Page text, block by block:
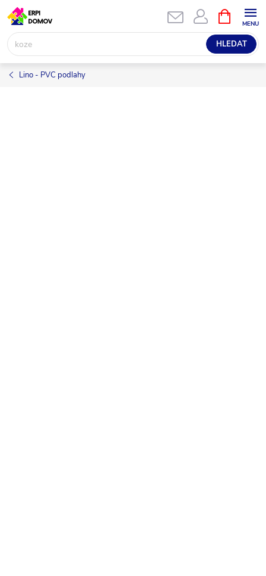
Přejít
na
obsah
HLEDAT
NÁKUPNÍ
KOŠÍK
Lino - PVC podlahy